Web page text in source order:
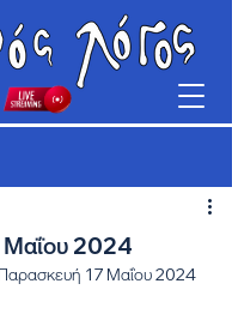
Μαΐου 2024
17 Μαΐου 2024